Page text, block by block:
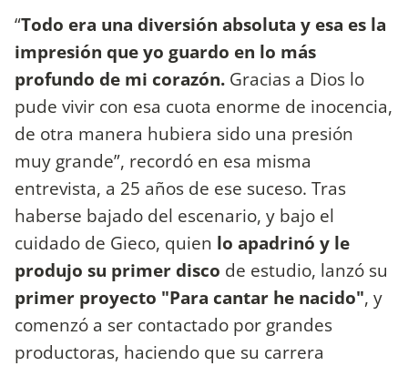
“Todo era una diversión absoluta y esa es la
impresión que yo guardo en lo más
profundo de mi corazón. Gracias a Dios lo
pude vivir con esa cuota enorme de inocencia,
de otra manera hubiera sido una presión
muy grande”, recordó en esa misma
entrevista, a 25 años de ese suceso. Tras
haberse bajado del escenario, y bajo el
cuidado de Gieco, quien lo apadrinó y le
produjo su primer disco de estudio, lanzó su
primer proyecto "Para cantar he nacido", y
comenzó a ser contactado por grandes
productoras, haciendo que su carrera